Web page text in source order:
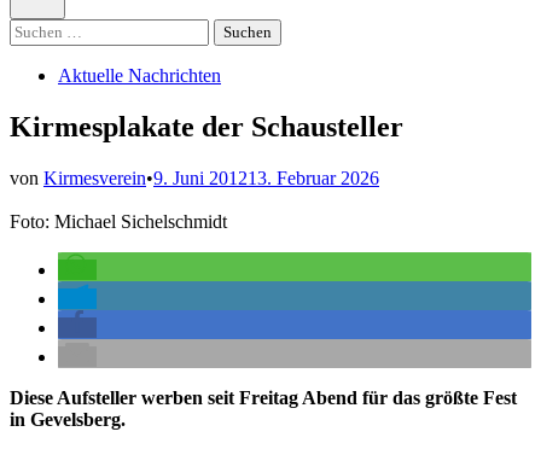
Suchen
nach:
Veröffentlicht
Aktuelle Nachrichten
Kirmesplakate der Schausteller
von Kirmesverein•9. Juni 201213. Februar 2026
Foto: Michael Sichelschmidt
Diese Aufsteller werben seit Freitag Abend für das größte Fest
in Gevelsberg.